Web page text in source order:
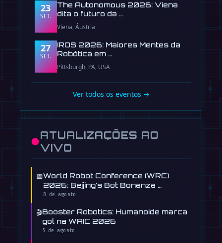
23
SET.
The Autonomous 2026: Viena
dita o futuro da …
Viena, Áustria
27
SET.
IROS 2026: Maiores Mentes da
Robótica em …
Pittsburgh, PA, USA
Ver todos os eventos →
●
ATUALIZAÇÕES AO
VIVO
📅World Robot Conference (WRC)
2026: Beijing's Bot Bonanza …
8 de agosto
🎬Booster Robotics: Humanoide marca
gol na WAIC 2026
5 de agosto